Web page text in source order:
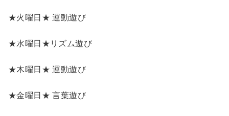
★火曜日★ 運動遊び
★水曜日★リズム遊び
★木曜日★ 運動遊び
★金曜日★ 言葉遊び